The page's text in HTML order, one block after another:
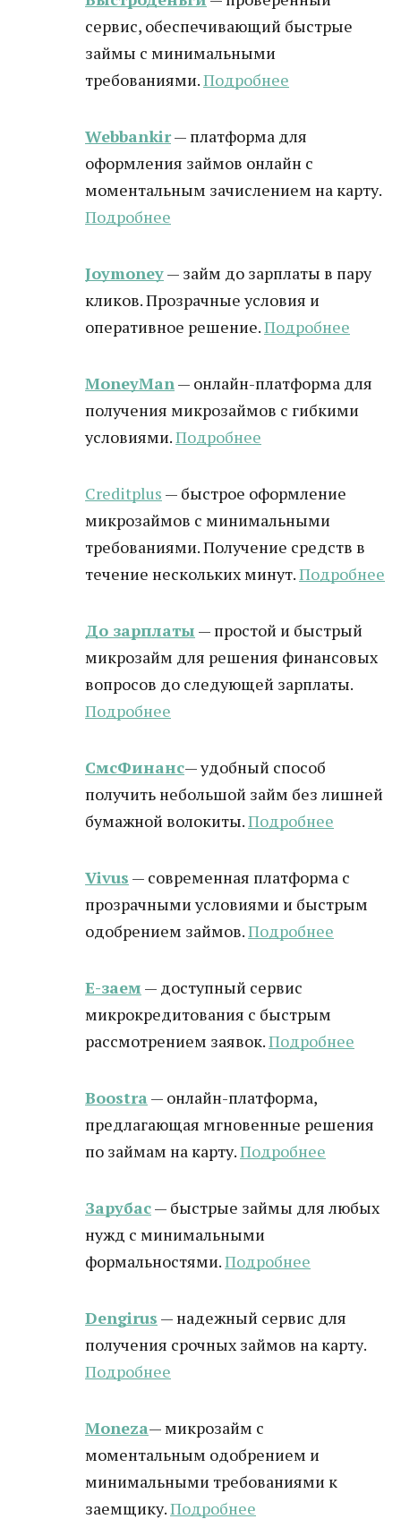
сервис, обеспечивающий быстрые
займы с минимальными
требованиями.Подробнее
Webbankir— платформа для
оформления займов онлайн с
моментальным зачислением на карту.
Подробнее
Joymoney— займ до зарплаты в пару
кликов. Прозрачные условия и
оперативное решение.Подробнее
MoneyMan— онлайн-платформа для
получения микрозаймов с гибкими
условиями.Подробнее
Creditplus — быстрое оформление
микрозаймов с минимальными
требованиями. Получение средств в
течение нескольких минут.Подробнее
До зарплаты — простой и быстрый
микрозайм для решения финансовых
вопросов до следующей зарплаты.
Подробнее
СмсФинанс— удобный способ
получить небольшой займ без лишней
бумажной волокиты.Подробнее
Vivus — современная платформа с
прозрачными условиями и быстрым
одобрением займов.Подробнее
Е-заем — доступный сервис
микрокредитования с быстрым
рассмотрением заявок.Подробнее
Boostra — онлайн-платформа,
предлагающая мгновенные решения
по займам на карту.Подробнее
Зарубас— быстрые займы для любых
нужд с минимальными
формальностями.Подробнее
Dengirus — надежный сервис для
получения срочных займов на карту.
Подробнее
Moneza— микрозайм с
моментальным одобрением и
минимальными требованиями к
заемщику.Подробнее